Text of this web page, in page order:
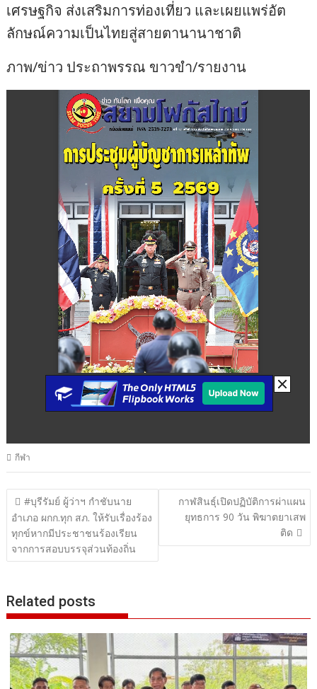
เศรษฐกิจ ส่งเสริมการท่องเที่ยว และเผยแพร่อัต
ลักษณ์ความเป็นไทยสู่สายตานานาชาติ
ภาพ/ข่าว ประถาพรรณ ขาวขำ/รายงาน
กีฬา
แนะแนว
เรื่อง
#บุรีรัมย์ ผู้ว่าฯ กำชับนาย
อำเภอ ผกก.ทุก สภ. ให้รับเรื่องร้อง
ทุกข์หากมีประชาชนร้องเรียน
จากการสอบบรรจุส่วนท้องถิ่น
กาฬสินธุ์เปิดปฏิบัติการผ่าแผน
ยุทธการ 90 วัน พิฆาตยาเสพ
ติด
Related posts